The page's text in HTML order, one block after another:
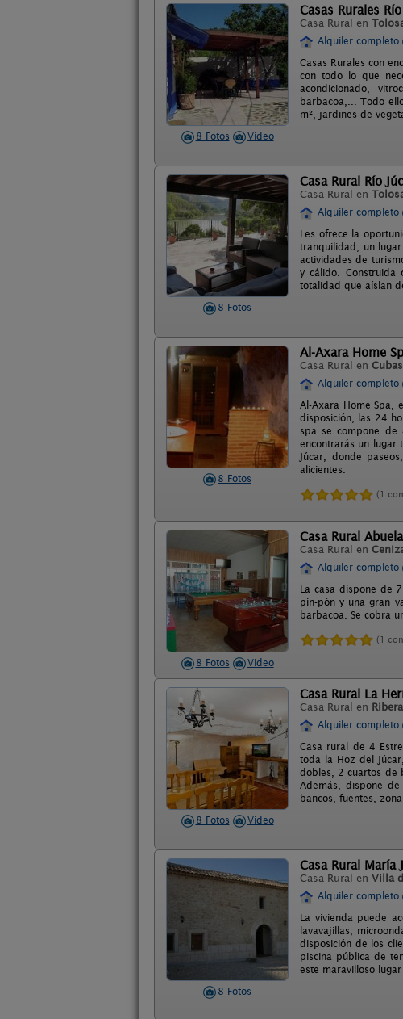
8 Fotos Video
Casas Rurales
Casa Rural en
Alquiler completo
Casas Rurales con
con todo lo que
acondicionado,
barbacoa,... Todo
m², jardines de
8 Fotos
Casa Rural Río
Casa Rural en
Alquiler completo
Les ofrece la
tranquilidad, un
actividades de
y cálido.
totalidad que aíslan
8 Fotos
Al-Axara Home
Casa Rural en
Alquiler completo
Al-Axara Home Spa,
disposición, las 24
spa se compone de
encontrarás un lugar
Júcar, donde
alicientes.
(1
8 Fotos Video
Casa Rural
Casa Rural en
Alquiler completo
La casa dispone de
pin-pón y una gran
barbacoa. Se cobra
(1
8 Fotos Video
Casa Rural La
Casa Rural en
Alquiler completo
Casa rural de 4
toda la Hoz del
dobles, 2 cuartos de
Además, dispone
bancos, fuentes,
8 Fotos
Casa Rural María
Casa Rural en Villa
Alquiler completo
La vivienda puede
lavavajillas,
disposición de los
piscina pública de
este maravilloso